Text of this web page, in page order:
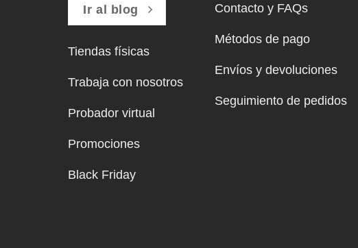
Ir al blog
Tiendas físicas
Trabaja con nosotros
Probador virtual
Promociones
Black Friday
Contacto y FAQs
Métodos de pago
Envíos y devoluciones
Seguimiento de pedidos